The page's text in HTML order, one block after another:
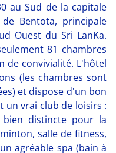
au Sud de la capitale
Bentota, principale
Ouest du Sri LanKa.
81 chambres
de convivialité. L'hôtel
(les chambres sont
et dispose d'un bon
un vrai club de loisirs :
distincte pour la
salle de fitness,
agréable spa (bain à